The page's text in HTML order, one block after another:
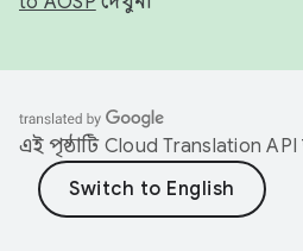
এই পৃষ্ঠাটি Cloud Translation API